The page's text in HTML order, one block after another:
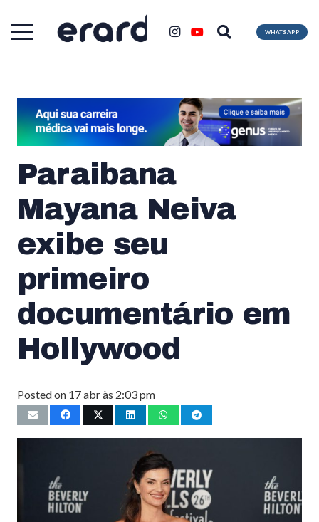
WHATSAPP
Paraibana
Mayana Neiva
exibe seu
primeiro
documentário em
Hollywood
Posted on 17 abr às 2:03 pm